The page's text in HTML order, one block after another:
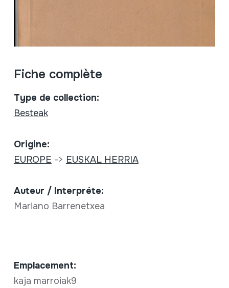
Fiche complète
Type de collection:
Besteak
Origine:
EUROPE -> EUSKAL HERRIA
Auteur / Interpréte:
Mariano Barrenetxea
Emplacement:
kaja marroiak9